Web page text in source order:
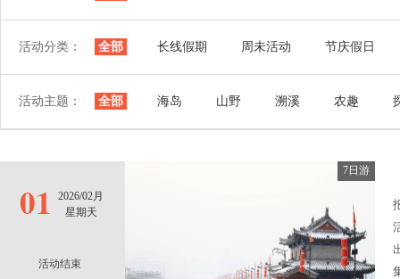
活动分类： 全部 长线假期 周未活动 节庆假日
活动主题： 全部 海岛 山野 溯溪 农趣
01
2026/02月
星期天
活动结束
7日游